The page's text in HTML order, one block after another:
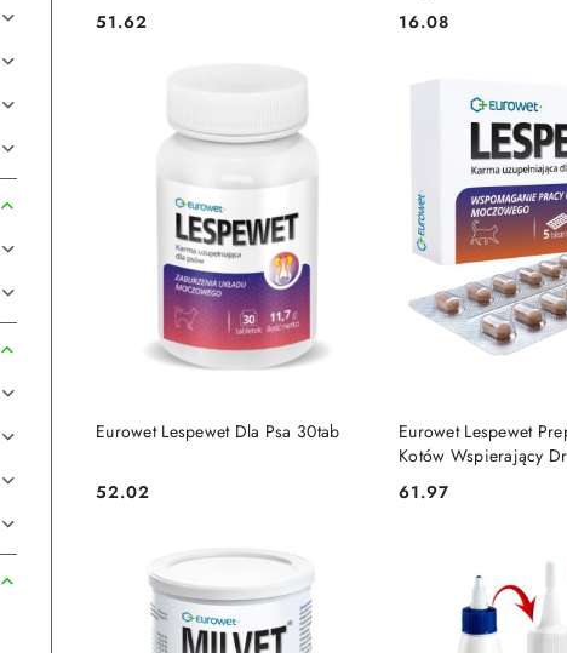
Cena:
51.62 Cena:
16.08
Eurowet Lespewet Dla Psa 30tab
Cena:
52.02
DO KOSZYKA
Eurowet Lespewet
Kotów Wspierający
Cena:
61.97
DO